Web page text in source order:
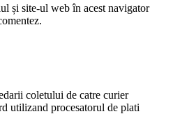
și site-ul web în acest navigator
coletului de catre curier
utilizand procesatorul de plati